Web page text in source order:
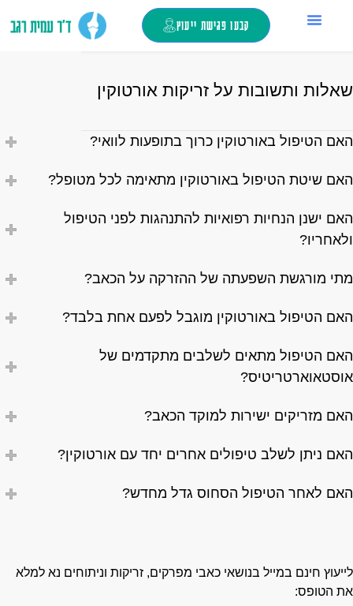
קבעו פגישת ייעוץ
שאלות ותשובות על זריקות אורטוקין
האם הטיפול באורטוקין כרוך בתופעות לוואי?
האם שיטת הטיפול באורטוקין מתאימה לכל מטופל?
האם ישנן הנחיות רפואיות להתנהגות לפני הטיפול
ולאחריו?
מתי מורגשת השפעתה של ההזרקה על הכאב?
האם הטיפול באורטוקין מוגבל לפעם אחת בלבד?
האם הטיפול מתאים לשלבים מתקדמים של
אוסטאוארטריטיס?
האם מזריקים ישירות למוקד הכאב?
האם ניתן לשלב טיפולים אחרים יחד עם אורטוקין?
האם לאחר הטיפול הסחוס גדל מחדש?
לייעוץ חינם במייל בנושאי כאבי מפרקים, זריקות וניתוחים נא למלא
את הטופס: